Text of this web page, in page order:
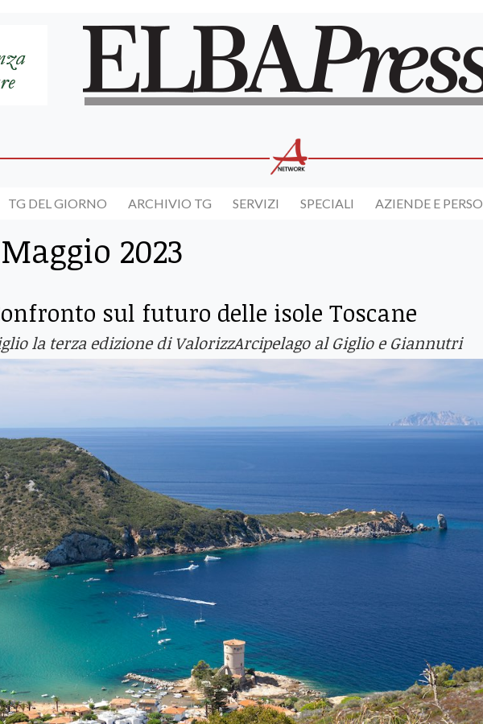
TG DEL GIORNO ARCHIVIO TG SERVIZI SPECIALI AZIENDE E
2023
sul futuro delle isole Toscane
la terza edizione di ValorizzArcipelago al Giglio e Giannutri